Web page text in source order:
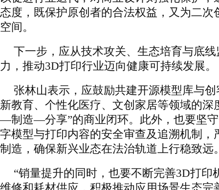
态度，既保护原创者的合法权益，又为二次
空间。
下一步，应从技术攻关、生态培育与底
力，推动3D打印行业迈向健康可持续发展。
张林山表示，应鼓励共建开源模型库与
新教育、个性化医疗、文创家居等领域的深
—制造—分享”的商业闭环。此外，也要坚
字模型与打印内容的安全审查及追溯机制，
制造，确保新兴业态在法治轨道上行稳致远
“销量提升的同时，也要不断完善3D打印